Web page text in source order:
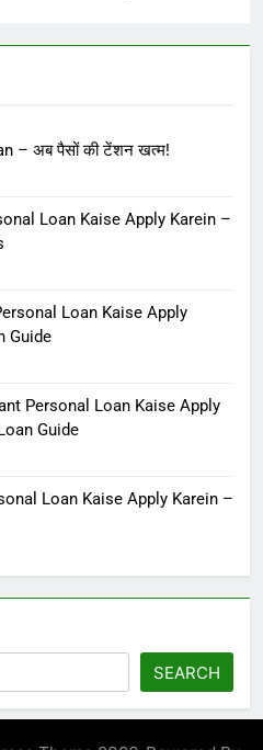
– अब पैसों की टेंशन खत्म!
Loan Kaise Apply Karein –
Loan Kaise Apply
Guide
Personal Loan Kaise Apply
Guide
Loan Kaise Apply Karein –
SEARCH